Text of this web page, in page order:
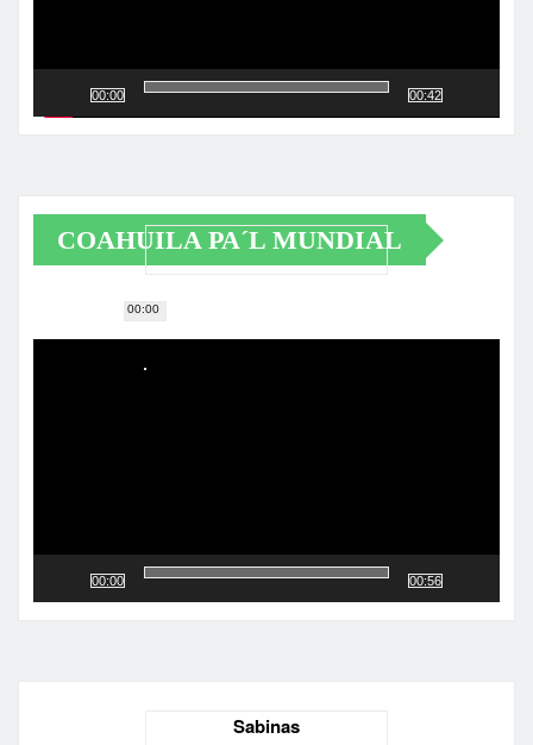
00:00
00:00
00:42
COAHUILA PA´L MUNDIAL
Reproductor
00:00 00:56
Sabinas